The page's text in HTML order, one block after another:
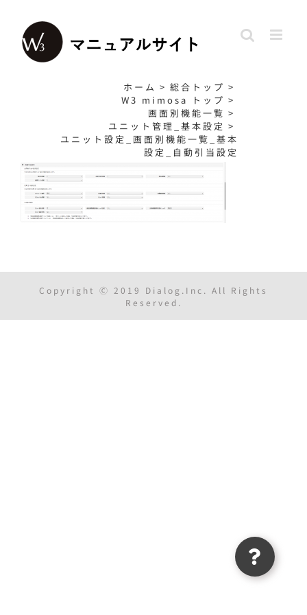
content
ホーム > 総合トップ >
W3 mimosa トップ >
画面別機能一覧 >
ユニット管理_基本設定 >
ユニット設定_画面別機能一覧_基本
設定_自動引当設定
Copyright Ⓒ 2019 Dialog.Inc. All Rights
Reserved.